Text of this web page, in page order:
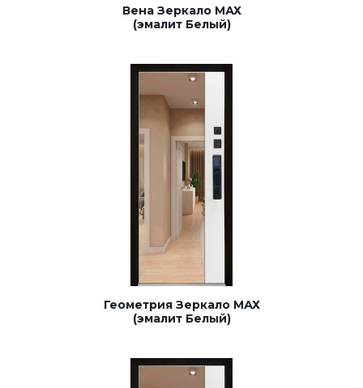
Вена Зеркало МАХ
(эмалит Белый)
Геометрия Зеркало МАХ
(эмалит Белый)